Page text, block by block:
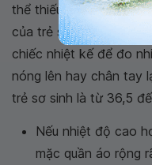
thể thiếu việc đo nhiệt
của trẻ sơ sinh rất
chiếc nhiệt kế để đo
nóng lên hay chân tay
trẻ sơ sinh là từ 36,5
Nếu nhiệt độ cao
mặc quần áo rộng